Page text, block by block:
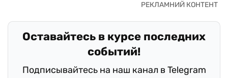
Оставайтесь в курсе последних
событий!
Подписывайтесь на наш канал в Telegram